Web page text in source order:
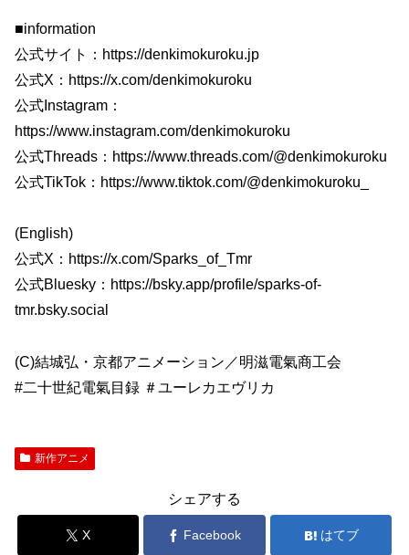
■information
公式サイト：https://denkimokuroku.jp
公式X：https://x.com/denkimokuroku
公式Instagram：
https://www.instagram.com/denkimokuroku
公式Threads：https://www.threads.com/@denkimokuroku
公式TikTok：https://www.tiktok.com/@denkimokuroku_
(English)
公式X：https://x.com/Sparks_of_Tmr
公式Bluesky：https://bsky.app/profile/sparks-of-
tmr.bsky.social
(C)結城弘・京都アニメーション／明滋電氣商工会
#二十世紀電氣目録 ＃ユーレカエヴリカ
新作アニメ
シェアする
X Facebook はてブ